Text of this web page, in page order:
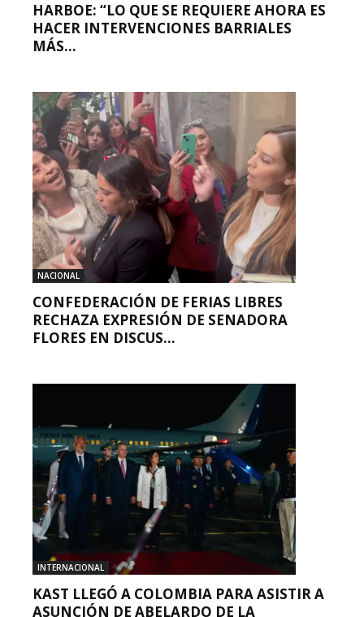
HARBOE: “LO QUE SE REQUIERE AHORA ES
HACER INTERVENCIONES BARRIALES
MÁS...
NACIONAL
CONFEDERACIÓN DE FERIAS LIBRES
RECHAZA EXPRESIÓN DE SENADORA
FLORES EN DISCUS...
INTERNACIONAL
KAST LLEGÓ A COLOMBIA PARA ASISTIR A
ASUNCIÓN DE ABELARDO DE LA